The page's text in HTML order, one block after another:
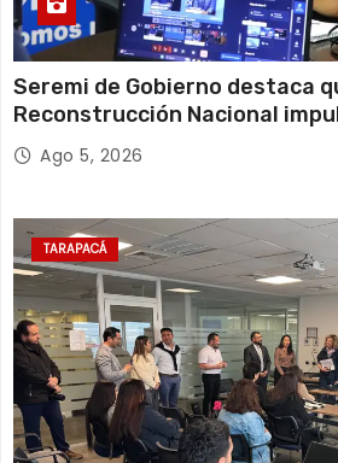
Seremi de Gobierno destaca
Reconstrucción Nacional
y el empleo en Tarapacá
Ago 5, 2026
TARAPACÁ